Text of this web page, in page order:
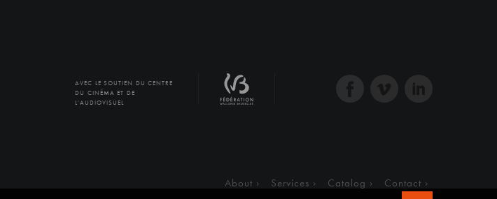
AVEC LE SOUTIEN DU CENTRE
DU CINÉMA ET DE
L'AUDIOVISUEL
About Services Catalog Contact